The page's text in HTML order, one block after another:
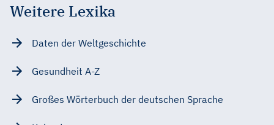
Weitere Lexika
Daten der Weltgeschichte
Gesundheit A-Z
Großes Wörterbuch der deutschen Sprache